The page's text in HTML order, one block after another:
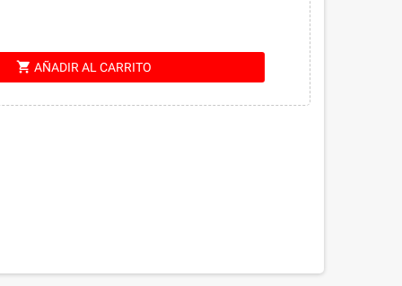
shopping_cart AÑADIR AL CARRITO